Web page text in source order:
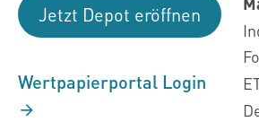
Jetzt Depot eröffnen
Wertpapierportal Login